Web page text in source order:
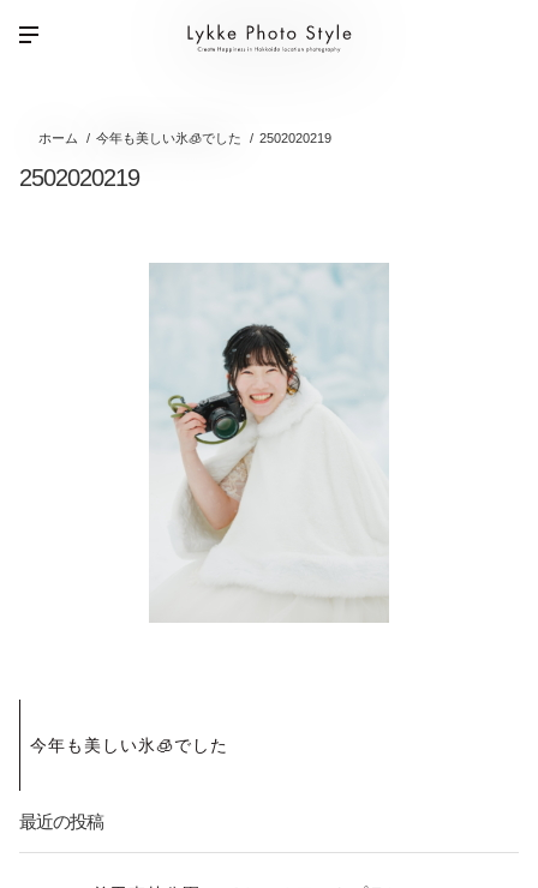
ホーム 今年も美しい氷🧊でした 2502020219
2502020219
投
稿
ナ
今年も美しい氷🧊でした
最近の投稿